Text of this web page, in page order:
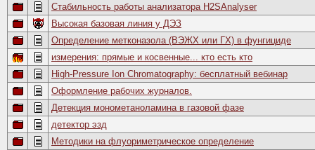
Стабильность работы анализатора H2SAnalyser
Высокая базовая линия у ДЭЗ
Определение метконазола (ВЭЖХ или ГХ) в фунгициде
измерения: прямые и косвенные... кто есть кто
High-Pressure Ion Chromatography: бесплатный вебинар
Оформление рабочих журналов.
Детекция монометаноламина в газовой фазе
детектор эзд
Методики на флуориметрическое определение